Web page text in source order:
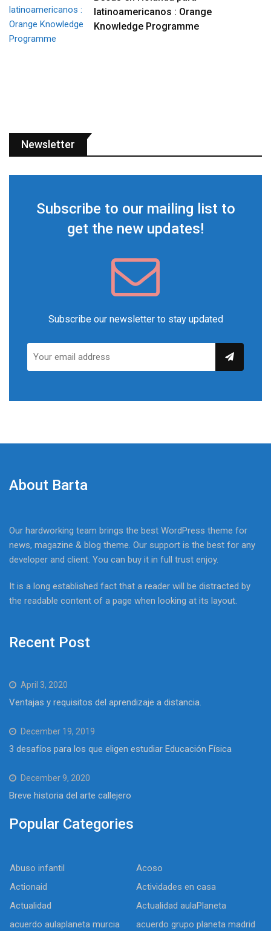
latinoamericanos : Orange
Knowledge Programme
Newsletter
Subscribe to our mailing list to
get the new updates!
Subscribe our newsletter to stay updated
About Barta
Our hardworking team brings the best WordPress theme for
news, magazine & blog theme. Our support is the best for any
developer and client. You can buy it in full trust enjoy.
It is a long established fact that a reader will be distracted by
the readable content of a page when looking at its layout.
Recent Post
April 3, 2020
Ventajas y requisitos del aprendizaje a distancia.
December 19, 2019
3 desafíos para los que eligen estudiar Educación Física
December 9, 2020
Breve historia del arte callejero
Popular Categories
Abuso infantil
Acoso
Actionaid
Actividades en casa
Actualidad
Actualidad aulaPlaneta
acuerdo aulaplaneta murcia
acuerdo grupo planeta madrid